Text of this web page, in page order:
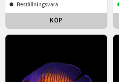
Beställningsvara
KÖP